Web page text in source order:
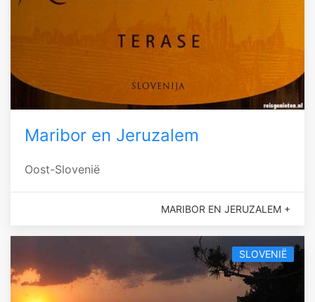
Maribor en Jeruzalem
Oost-Slovenië
MARIBOR EN JERUZALEM +
SLOVENIË